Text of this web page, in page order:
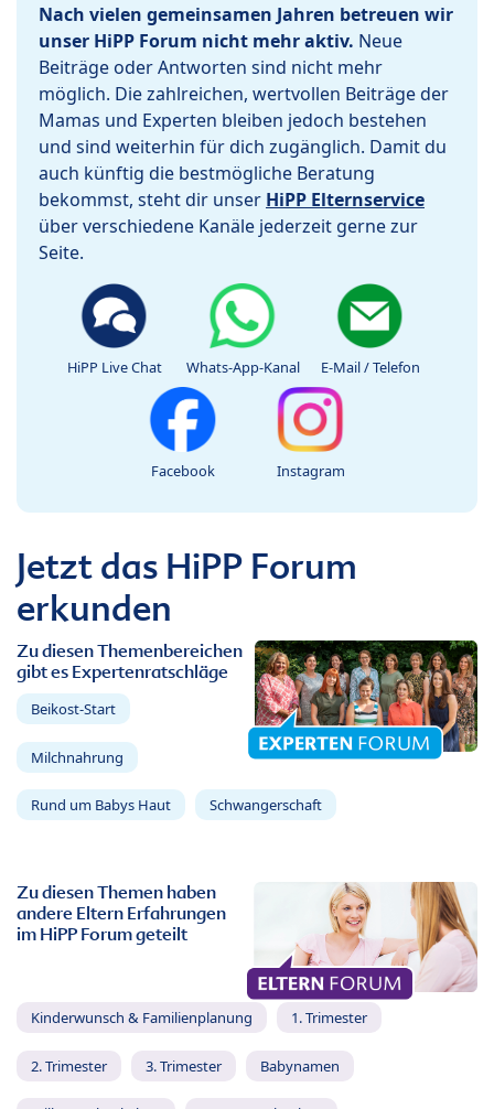
Nach vielen gemeinsamen Jahren betreuen wir
unser HiPP Forum nicht mehr aktiv. Neue
Beiträge oder Antworten sind nicht mehr
möglich. Die zahlreichen, wertvollen Beiträge der
Mamas und Experten bleiben jedoch bestehen
und sind weiterhin für dich zugänglich. Damit du
auch künftig die bestmögliche Beratung
bekommst, steht dir unser HiPP Elternservice
über verschiedene Kanäle jederzeit gerne zur
Seite.
HiPP Live Chat Whats-App-Kanal E-Mail / Telefon
Facebook Instagram
Jetzt das HiPP Forum
erkunden
Zu diesen Themenbereichen
gibt es Expertenratschläge
Beikost-Start
Milchnahrung
Rund um Babys Haut Schwangerschaft
Zu diesen Themen haben
andere Eltern Erfahrungen
im HiPP Forum geteilt
Kinderwunsch & Familienplanung 1. Trimester
2. Trimester 3. Trimester Babynamen